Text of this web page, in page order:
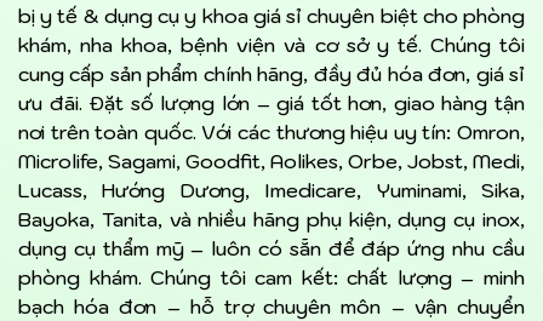
bị y tế & dụng cụ y khoa giá sỉ chuyên biệt cho phòng
khám, nha khoa, bệnh viện và cơ sở y tế. Chúng tôi
cung cấp sản phẩm chính hãng, đầy đủ hóa đơn, giá sỉ
ưu đãi. Đặt số lượng lớn – giá tốt hơn, giao hàng tận
nơi trên toàn quốc. Với các thương hiệu uy tín: Omron,
Microlife, Sagami, Goodfit, Aolikes, Orbe, Jobst, Medi,
Lucass, Hướng Dương, Imedicare, Yuminami, Sika,
Bayoka, Tanita, và nhiều hãng phụ kiện, dụng cụ inox,
dụng cụ thẩm mỹ – luôn có sẵn để đáp ứng nhu cầu
phòng khám. Chúng tôi cam kết: chất lượng – minh
bạch hóa đơn – hỗ trợ chuyên môn – vận chuyển